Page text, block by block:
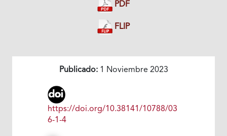
PDF
FLIP
Publicado:1 Noviembre 2023
https://doi.org/10.38141/10788/03
6-1-4